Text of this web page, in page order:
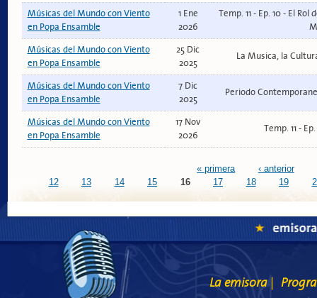
Músicas del Mundo con Viento
en Popa Ensamble
1 Ene
2026
Temp. 11 - Ep. 10 - El
Músicas del Mundo con Viento
en Popa Ensamble
25 Dic
2025
La Musica, la
Músicas del Mundo con Viento
en Popa Ensamble
7 Dic
2025
Periodo
Músicas del Mundo con Viento
en Popa Ensamble
17 Nov
2026
Temp. 11 -
Páginas « primera
‹ anterior
12
13 14 15 16 17 18 19
La emisora